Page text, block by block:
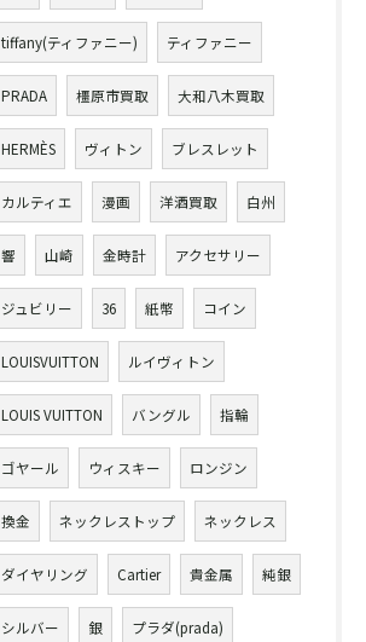
tiffany(ティファニー) ティファニー
PRADA 橿原市買取 大和八木買取
HERMÈS ヴィトン ブレスレット
カルティエ 漫画 洋酒買取 白州
響 山崎 金時計 アクセサリー
ジュビリー 36 紙幣 コイン
LOUISVUITTON ルイヴィトン
LOUIS VUITTON バングル 指輪
ゴヤール ウィスキー ロンジン
換金 ネックレストップ ネックレス
ダイヤリング Cartier 貴金属 純銀
シルバー 銀 プラダ(prada)